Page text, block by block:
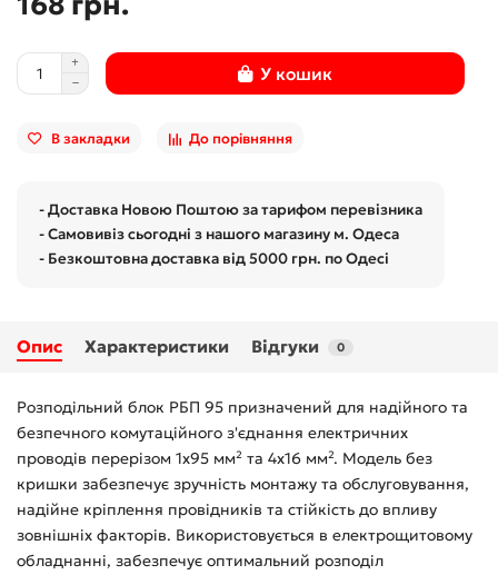
У кошик
В закладки До порівняння
- Доставка Новою Поштою за тарифом перевізника
- Самовивіз сьогодні з нашого магазину м. Одеса
- Безкоштовна доставка від 5000 грн. по Одесі
Опис Характеристики Відгуки 0
Розподільний блок РБП 95 призначений для надійного та
безпечного комутаційного з'єднання електричних
проводів перерізом 1x95 мм² та 4x16 мм². Модель без
кришки забезпечує зручність монтажу та обслуговування,
надійне кріплення провідників та стійкість до впливу
зовнішніх факторів. Використовується в електрощитовому
обладнанні, забезпечує оптимальний розподіл